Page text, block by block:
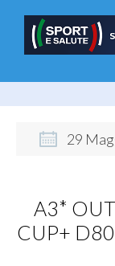
29
A3*
CUP+